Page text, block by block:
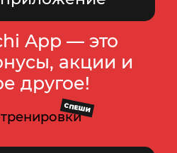
App — это
акции и
другое!
СПЕШИ